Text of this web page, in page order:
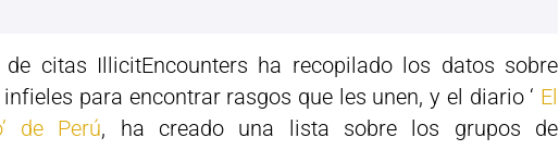
citas IllicitEncounters ha recopilado los datos sobre
para encontrar rasgos que les unen, y el diario ‘ El
de Perú, ha creado una lista sobre los grupos de